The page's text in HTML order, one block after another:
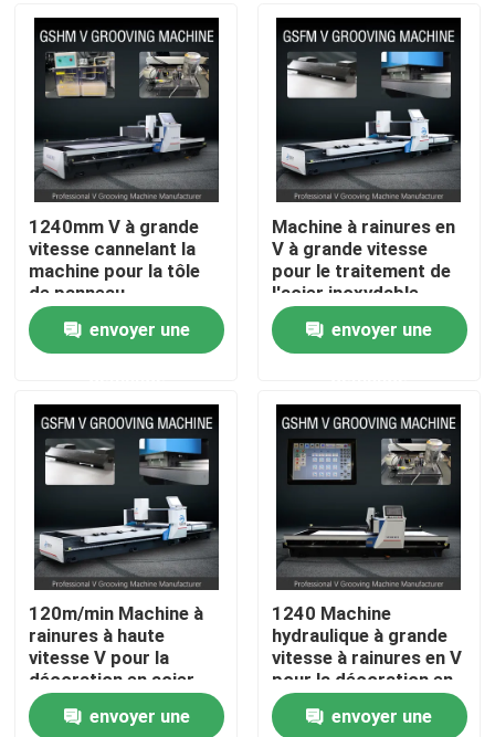
Accueil
A propos de nous
Contacts
Produits
V à grande vitesse cannelant la machine
Machine de cannelure de la commande numérique
V automatique cannelant la machine
1240mm V à grande
vitesse cannelant la
machine pour la tôle
de panneau
d'ascenseur cannelant
la machineenvoyer une
Machine à rainures en
V à grande vitesse
pour le traitement de
l'acier inoxydable
envoyer une
120m/min Machine à
rainures à haute
vitesse V pour la
décoration en acier
inoxydable de planche
à roulettesenvoyer une
1240 Machine
hydraulique à grande
vitesse à rainures en V
pour la décoration en
acier inoxydable
envoyer une